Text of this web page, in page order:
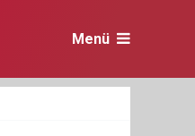
Menü